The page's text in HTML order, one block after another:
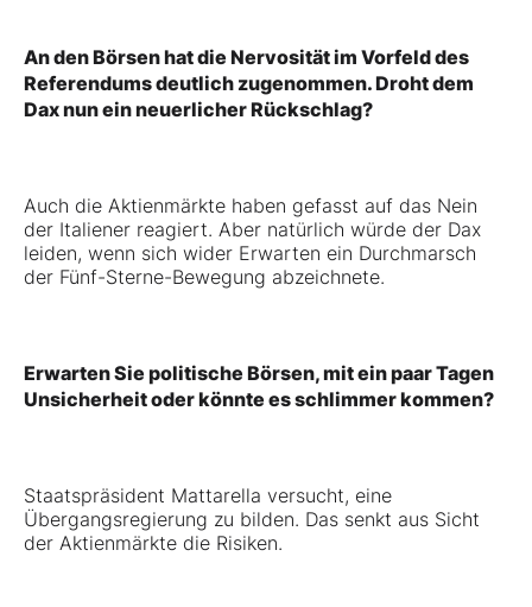
An den Börsen hat die Nervosität im Vorfeld des
Referendums deutlich zugenommen. Droht dem
Dax nun ein neuerlicher Rückschlag?
Auch die Aktienmärkte haben gefasst auf das Nein
der Italiener reagiert. Aber natürlich würde der Dax
leiden, wenn sich wider Erwarten ein Durchmarsch
der Fünf-Sterne-Bewegung abzeichnete.
Erwarten Sie politische Börsen, mit ein paar Tagen
Unsicherheit oder könnte es schlimmer kommen?
Staatspräsident Mattarella versucht, eine
Übergangsregierung zu bilden. Das senkt aus Sicht
der Aktienmärkte die Risiken.